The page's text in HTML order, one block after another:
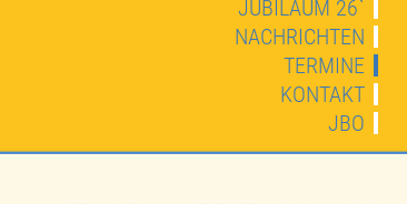
JUBILÄUM 26`
NACHRICHTEN
TERMINE
KONTAKT
JBO